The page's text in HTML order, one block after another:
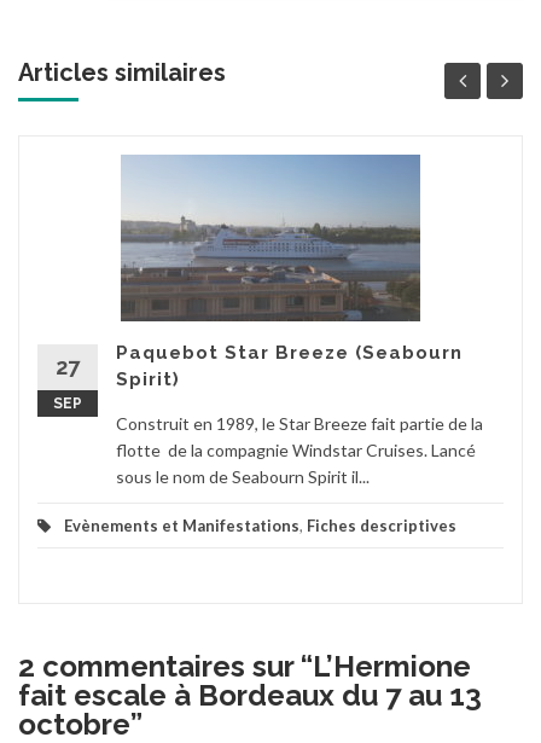
Articles similaires
27
SEP
Paquebot Star Breeze (Seabourn
Spirit)
Construit en 1989, le Star Breeze fait partie de la
flotte de la compagnie Windstar Cruises. Lancé
sous le nom de Seabourn Spirit il...
Evènements et Manifestations, Fiches descriptives
2 commentaires sur “L’Hermione
fait escale à Bordeaux du 7 au 13
octobre”